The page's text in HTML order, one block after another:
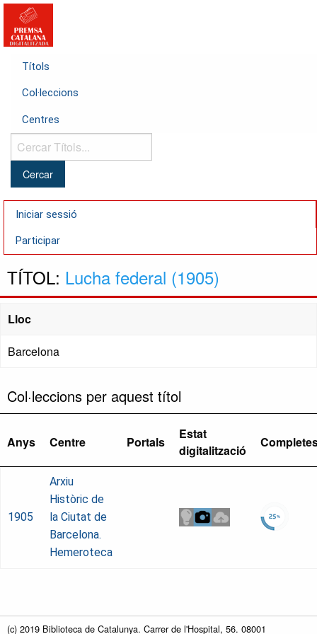
Títols
Col·leccions
Centres
Cercar
Títols...
Iniciar sessió
Participar
TÍTOL: Lucha federal (1905)
Lloc
Barcelona
Col·leccions per aquest títol
Anys Centre Portals
Estat
digitalització
1905
Arxiu
Històric de
la Ciutat de
Barcelona.
Hemeroteca
(c) 2019 Biblioteca de Catalunya. Carrer de l'Hospital, 56. 08001